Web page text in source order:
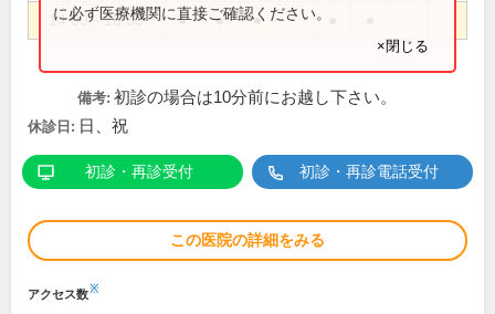
14:00～18:00 ● ● ●
に必ず医療機関に直接ご確認ください。
×閉じる
備考: 初診の場合は10分前にお越し下さい。
休診日: 日、祝
初診・再診受付 初診・再診電話受付
この医院の詳細をみる
アクセス数※